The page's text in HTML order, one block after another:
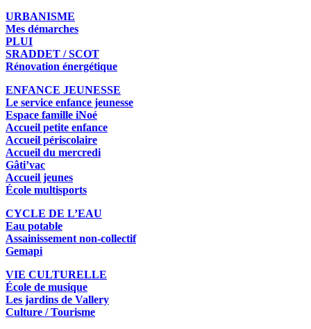
URBANISME
Mes démarches
PLUI
SRADDET / SCOT
Rénovation énergétique
ENFANCE JEUNESSE
Le service enfance jeunesse
Espace famille iNoé
Accueil petite enfance
Accueil périscolaire
Accueil du mercredi
Gâti’vac
Accueil jeunes
École multisports
CYCLE DE L’EAU
Eau potable
Assainissement non-collectif
Gemapi
VIE CULTURELLE
École de musique
Les jardins de Vallery
Culture / Tourisme